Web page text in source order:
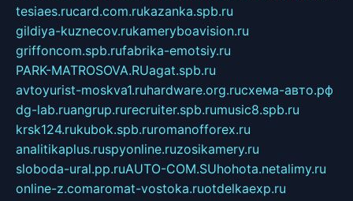
tesiaes.rucard.com.rukazanka.spb.ru
gildiya-kuznecov.rukameryboavision.ru
griffoncom.spb.rufabrika-emotsiy.ru
PARK-MATROSOVA.RUagat.spb.ru
avtoyurist-moskva1.ruhardware.org.ruсхема-авто.рф
dg-lab.ruangrup.rurecruiter.spb.rumusic8.spb.ru
krsk124.rukubok.spb.ruromanofforex.ru
analitikaplus.ruspyonline.ruzosikamery.ru
sloboda-ural.pp.ruAUTO-COM.SUhohota.netalimy.ru
online-z.comaromat-vostoka.ruotdelkaexp.ru